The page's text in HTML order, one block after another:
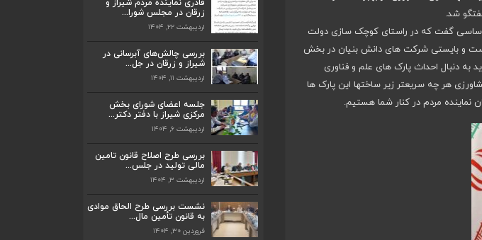
شد.
ویژه حمایت از تولید و نظارت بر اجرای سیاست‌های کلی اصل ۴۴ قانون اساسی گفت که در راستای کوچک سازی دولت
و بایستی شرکت های دانش بنیان در بخش
دنبال احداث پارک های علم و فناوری
هر چه سریعتر زیر ساختها این پارک ها
مردم در کنار شما هستیم.
قادری نماینده مردم شیراز و
زرقان در مجلس شورا...
اردیبهشت ۲۲, ۱۴۰۴
بررسی چالش‌های آبرسانی در
شیراز و زرقان در جل...
اردیبهشت ۱۱, ۱۴۰۴
جلسه اعضای شورای بخش
مرکزی شیراز با دفتر دکتر...
اردیبهشت ۶, ۱۴۰۴
بررسی طرح اصلاح قانون تامین
مالی تولید در جلس...
اردیبهشت ۳, ۱۴۰۴
نشست بررسی طرح الحاق موادی
به قانون تأمین مال...
فروردین ۳۰, ۱۴۰۴
اردیبهشت ۲۲, ۱۴۰۴
بررسی چالش‌های آبرسانی در شیراز و زرقان
اردیبهشت ۱۱, ۱۴۰۴
دفتر دکتر...
اردیبهشت ۶, ۱۴۰۴
ارتق...
اردیبهشت ۲۳, ۱۴۰۴
به اصفه...
اردیبهشت ۲۳, ۱۴۰۴